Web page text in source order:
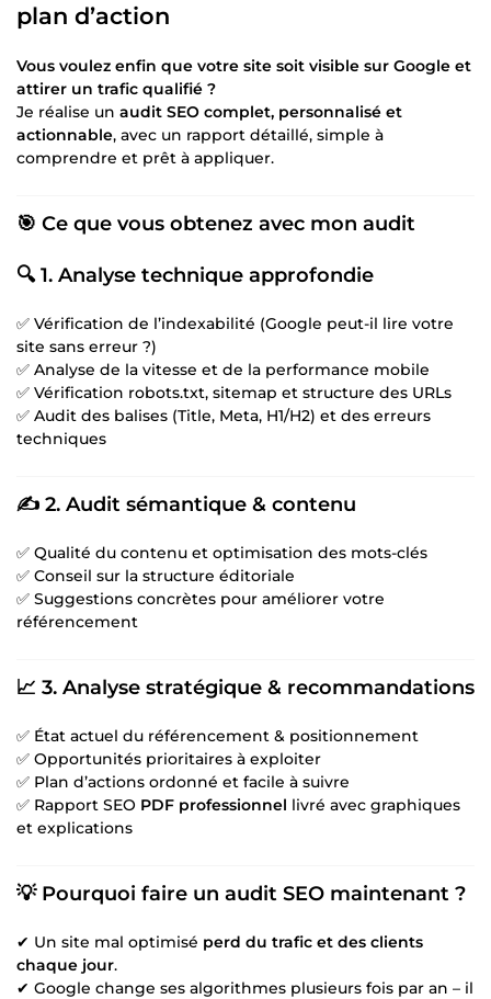
plan d’action
Vous voulez enfin que votre site soit visible sur Google et
attirer un trafic qualifié ?
Je réalise un audit SEO complet, personnalisé et
actionnable, avec un rapport détaillé, simple à
comprendre et prêt à appliquer.
🎯 Ce que vous obtenez avec mon audit
🔍 1. Analyse technique approfondie
✅ Vérification de l’indexabilité (Google peut-il lire votre
site sans erreur ?)
✅ Analyse de la vitesse et de la performance mobile
✅ Vérification robots.txt, sitemap et structure des URLs
✅ Audit des balises (Title, Meta, H1/H2) et des erreurs
techniques
✍️ 2. Audit sémantique & contenu
✅ Qualité du contenu et optimisation des mots-clés
✅ Conseil sur la structure éditoriale
✅ Suggestions concrètes pour améliorer votre
référencement
📈 3. Analyse stratégique & recommandations
✅ État actuel du référencement & positionnement
✅ Opportunités prioritaires à exploiter
✅ Plan d’actions ordonné et facile à suivre
✅ Rapport SEO PDF professionnel livré avec graphiques
et explications
💡 Pourquoi faire un audit SEO maintenant ?
✔ Un site mal optimisé perd du trafic et des clients
chaque jour.
✔ Google change ses algorithmes plusieurs fois par an – il